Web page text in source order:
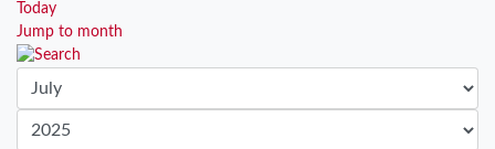
Today
Jump to month